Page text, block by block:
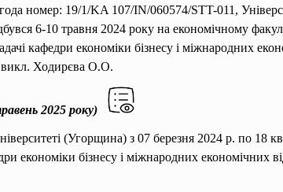
19/1/KA 107/IN/060574/STT-011,
6-10 травня 2024 року на економічному
кафедри економіки бізнесу і міжнародних
викл. Ходирєва О.О.
2025 року)
(Угорщина) з 07 березня 2024 р. по 18
економіки бізнесу і міжнародних економічних